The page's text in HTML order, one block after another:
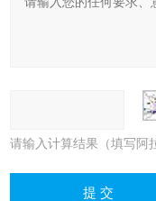
请输入计算结果（填写阿